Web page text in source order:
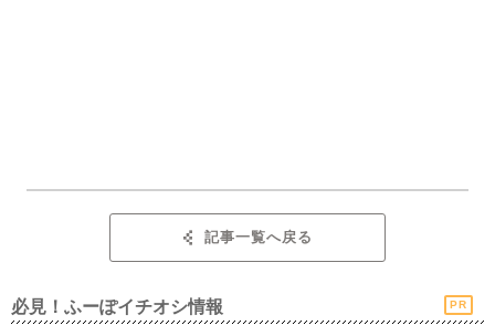
記事一覧へ戻る
必見！ふーぽイチオシ情報 PR